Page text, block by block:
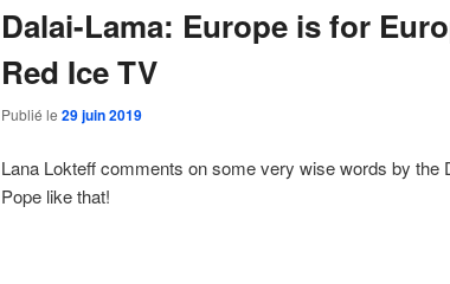
Dalai-Lama: Europe is for
Red Ice TV
Publié le 29 juin 2019
Lana Lokteff comments on some very wise words by
Pope like that!